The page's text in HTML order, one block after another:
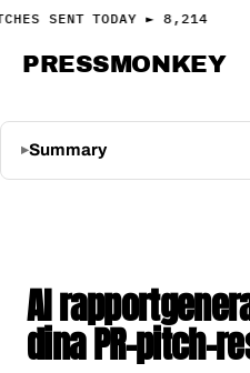
Summary
AI
dina PR-pitch-
SENT TODAY ► 8,214
PRESS MONKEY